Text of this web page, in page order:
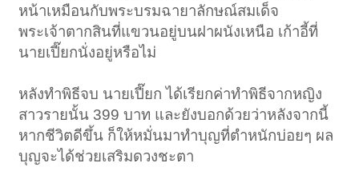
หน้าเหมือนกับพระบรมฉายาลักษณ์สมเด็จ
พระเจ้าตากสินที่แขวนอยู่บนฝาผนังเหนือ เก้าอี้ที่
นายเปี๊ยกนั่งอยู่หรือไม่
หลังทำพิธีจบ นายเปี๊ยก ได้เรียกค่าทำพิธีจากหญิง
สาวรายนั้น 399 บาท และยังบอกด้วยว่าหลังจากนี้
หากชีวิตดีขึ้น ก็ให้หมั่นมาทำบุญที่ตำหนักบ่อยๆ ผล
บุญจะได้ช่วยเสริมดวงชะตา